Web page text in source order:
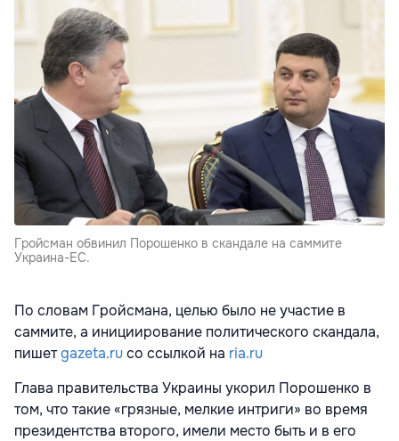
Гройсман обвинил Порошенко в скандале на саммите
Украина-ЕС.
По словам Гройсмана, целью было не участие в
саммите, а инициирование политического скандала,
пишетgazeta.ruсо ссылкой на ria.ru
Глава правительства Украины укорил Порошенко в
том, что такие «грязные, мелкие интриги» во время
президентства второго, имели место быть и в его